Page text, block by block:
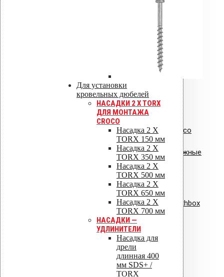
Для установки
кровельных дюбелей
НАСАДКИ 2 X TORX
ДЛЯ МОНТАЖА
CROCO
Насадка 2 X
TORX 150 мм
Насадка 2 X
TORX 350 мм
Насадка 2 X
TORX 500 мм
Насадка 2 X
TORX 650 мм
Насадка 2 X
TORX 700 мм
НАСАДКИ —
УДЛИНИТЕЛИ
Насадка для
дрели
длинная 400
мм SDS+ /
TORX
Сертификат пожарной безопасности
на изделия из полипропилена.PDF
Сертификат пожарной безопасности
на уплотнители из резины
Сертификат соответствия Croco
Сертификат соответствия: крепежные
элементы
Сертификат соответствия:
вентиляционная установка Healthbox
ISO 9001
ISO 14001